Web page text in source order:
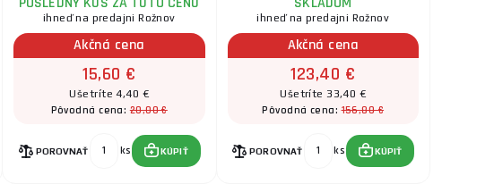
ihneď na predajni Rožnov
Akčná cena
15,60 €
Ušetríte 4,40 €
Pôvodná cena:20,00 €
POROVNAŤ ks KÚPIŤ
ihneď na predajni Rožnov
Akčná cena
123,40 €
Ušetríte 33,40 €
Pôvodná cena:156,80 €
POROVNAŤ ks KÚPIŤ